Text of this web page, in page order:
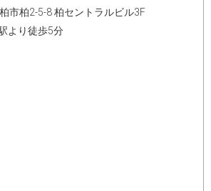
柏2‐5‐8 柏セントラルビル3F
より徒歩5分